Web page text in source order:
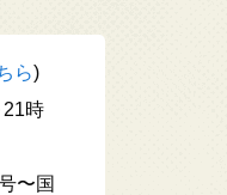
ら)
時
〜国